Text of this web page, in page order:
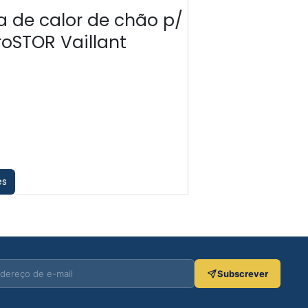
de calor de chão p/
Vaillant
Subscrever